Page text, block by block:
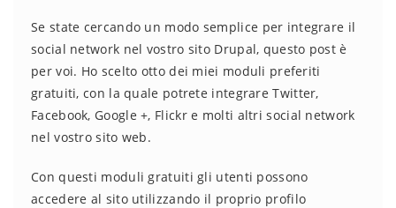
Se state cercando un modo semplice per integrare il
social network nel vostro sito Drupal, questo post è
per voi. Ho scelto otto dei miei moduli preferiti
gratuiti, con la quale potrete integrare Twitter,
Facebook, Google +, Flickr e molti altri social network
nel vostro sito web.
Con questi moduli gratuiti gli utenti possono
accedere al sito utilizzando il proprio profilo